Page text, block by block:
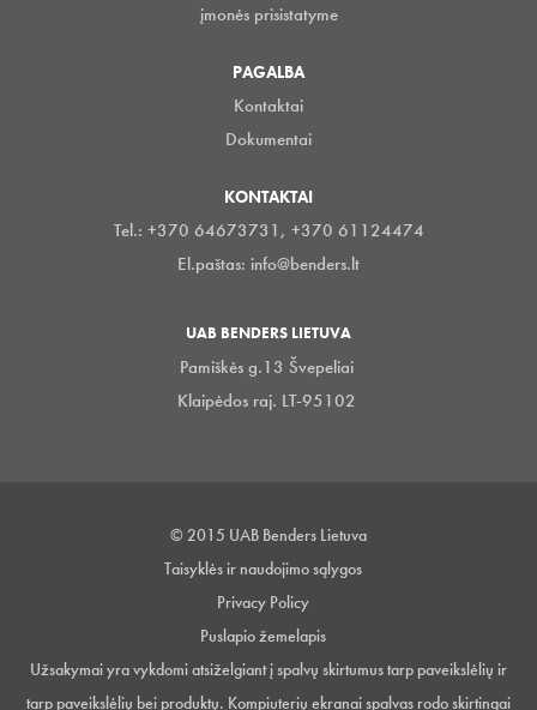
įmonės prisistatyme
PAGALBA
Kontaktai
Dokumentai
KONTAKTAI
Tel.: +370 64673731, +370 61124474
El.paštas: info@benders.lt
UAB BENDERS LIETUVA
Pamiškės g.13 Švepeliai
Klaipėdos raj. LT-95102
© 2015 UAB Benders Lietuva
Taisyklės ir naudojimo sąlygos
Privacy Policy
Puslapio žemelapis
Užsakymai yra vykdomi atsiželgiant į spalvų skirtumus tarp paveikslėlių ir
tarp paveikslėlių bei produktų. Kompiuterių ekranai spalvas rodo skirtingai